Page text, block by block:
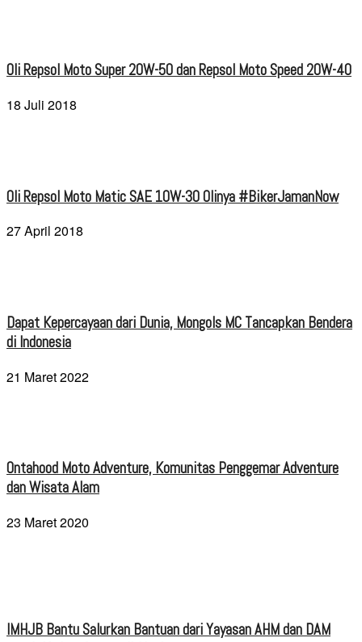
Oli Repsol Moto Super 20W-50 dan Repsol Moto Speed 20W-40
18 Juli 2018
Oli Repsol Moto Matic SAE 10W-30 Olinya #BikerJamanNow
27 April 2018
Dapat Kepercayaan dari Dunia, Mongols MC Tancapkan Bendera
di Indonesia
21 Maret 2022
Ontahood Moto Adventure, Komunitas Penggemar Adventure
dan Wisata Alam
23 Maret 2020
IMHJB Bantu Salurkan Bantuan dari Yayasan AHM dan DAM